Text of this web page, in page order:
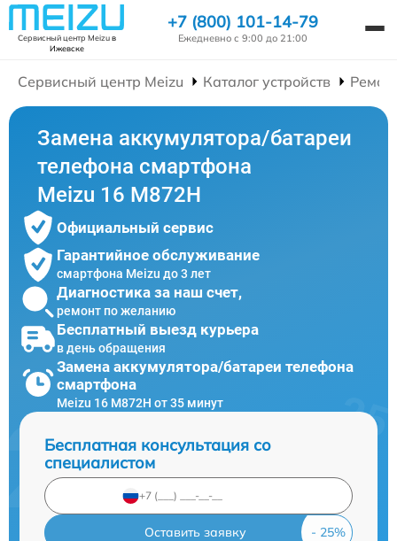
Сервисный центр Meizuв
Ижевске
+7 (800) 101-14-79
Ежедневно с 9:00 до 21:00
Сервисный центр Meizu Каталог устройств
Замена аккумулятора/батареи
телефона смартфона
Meizu 16 M872H
Официальный сервис
Гарантийное обслуживание
смартфона Meizu до 3 лет
Диагностика за наш счет,
ремонт по желанию
Бесплатный выезд курьера
в день обращения
Замена аккумулятора/батареи телефона
смартфона
Meizu 16 M872H от 35 минут
Бесплатная консультация со
специалистом
Оставить заявку